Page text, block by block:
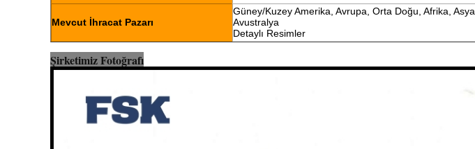
Mevcut İhracat Pazarı
Güney/Kuzey Amerika, Avrupa, Orta Doğu, Afrika, Asya,
Avustralya
Detaylı Resimler
Şirketimiz Fotoğrafı